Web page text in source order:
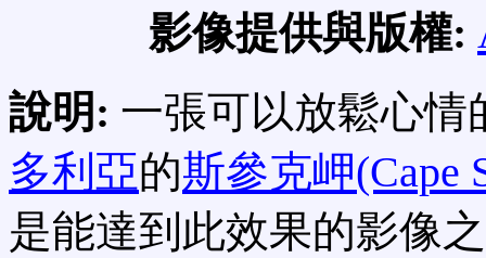
影像提供與版權:
說明: 一張可以放鬆心情
多利亞的斯參克岬(Cape
是能達到此效果的影像